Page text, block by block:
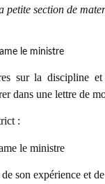
petite section de
sur la discipline
dans une lettre de
:
son expérience et